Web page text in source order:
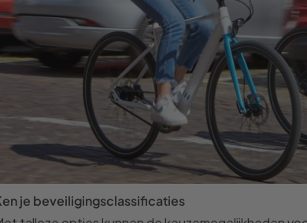
je beveiligingsclassificaties